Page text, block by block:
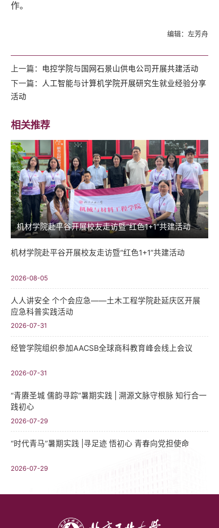
作。
编辑：左芳舟
上一篇： 电控学院与国网石景山供电公司开展共建活动
下一篇： 人工智能与计算机学院开展研究生就业经验分享
活动
相关推荐
机材学院赴平谷开展校友走访暨“红色1+1”共建活动
机材学院赴平谷开展校友走访暨“红色1+1”共建活动
2026-08-05
人人讲安全 个个会应急——土木工程学院赴延庆区开展
应急科普实践活动
2026-07-31
经管学院组织参加AACSB全球商科教育峰会线上会议
2026-07-31
“青赓圣城 儒韵寻踪”暑期实践​ | 溯源文脉守根脉 知行合一
践初心
2026-07-29
“时代青马”暑期实践 |寻足迹 悟初心 青春向党担使命
2026-07-29